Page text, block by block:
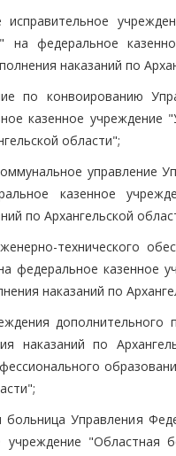
на федеральное
наказаний по
по конвоированию
казенное учреждение
области";
управление
казенное
по Архангельской
технического
федеральное казенное
наказаний по
дополнительного
наказаний по
Управления
учреждение "Областная